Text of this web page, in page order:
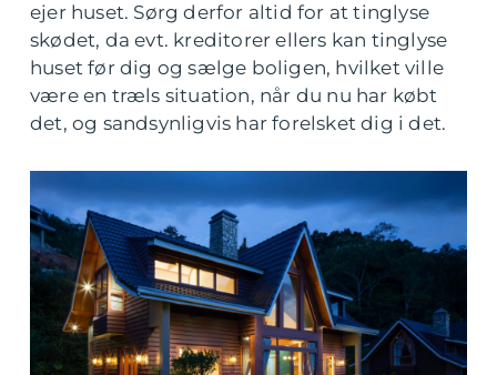
ejer huset. Sørg derfor altid for at tinglyse
skødet, da evt. kreditorer ellers kan tinglyse
huset før dig og sælge boligen, hvilket ville
være en træls situation, når du nu har købt
det, og sandsynligvis har forelsket dig i det.